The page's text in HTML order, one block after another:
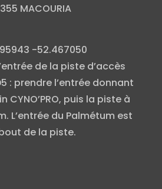
MACOURIA
-52.467050
de la piste d’accès
: prendre l’entrée donnant
CYNO’PRO, puis la piste à
L’entrée du Palmétum est
de la piste.